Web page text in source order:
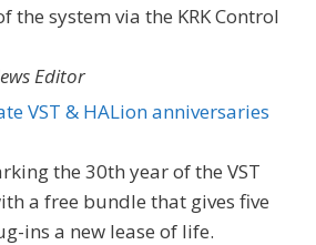
the system via the KRK Control
Editor
VST & HALion anniversaries
the 30th year of the VST
a free bundle that gives five
ins a new lease of life.